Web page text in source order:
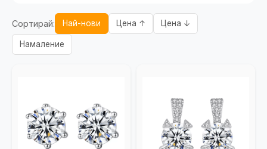
Сортирай: Най-нови Цена ↑ Цена ↓
Намаление